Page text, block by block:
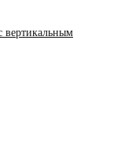
вертикальным